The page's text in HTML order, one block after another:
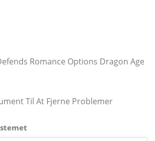
Romance Options Dragon Age
Til At Fjerne Problemer